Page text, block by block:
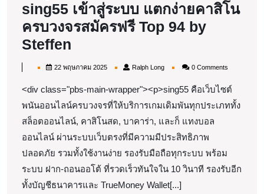
sing55 เข้าสู่ระบบ แตกง่ายคาสิโน
ครบวงจรสมัครฟรี Top 94 by
Steffen
เครดิต
24
September
sing55
เข้า
สู่
ระบบ
22 พฤษภาคม 202522
Ralph LongRalph
0 Comments
<div class="pbs-main-wrapper"><p>sing55 คือเว็บไซต์
พนันออนไลน์ครบวงจรที่ให้บริการเกมเดิมพันทุกประเภททั้ง
สล็อตออนไลน์, คาสิโนสด, บาคาร่า, และก็ แทงบอล
ออนไลน์ ผ่านระบบเว็บตรงที่มีความมีประสิทธิภาพ
ปลอดภัย รวมทั้งใช้งานง่าย รองรับมือถือทุกระบบ พร้อม
ระบบ ฝาก-ถอนออโต้ ที่รวดเร็วทันใจใน 10 วินาที รองรับอีก
ทั้งบัญชีธนาคารและ TrueMoney Wallet[...]